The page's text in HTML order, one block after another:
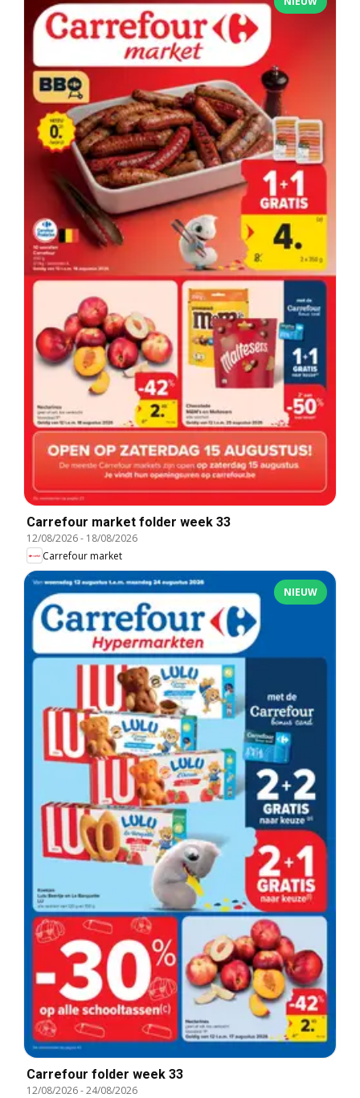
Carrefour market folder week 33
12/08/2026- 18/08/2026
Carrefour market
NIEUW
Carrefour folder week 33
12/08/2026-24/08/2026